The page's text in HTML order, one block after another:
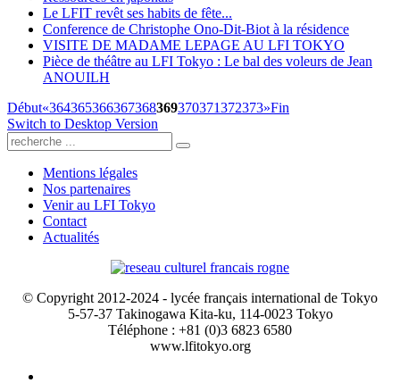
Le LFIT revêt ses habits de fête...
Conference de Christophe Ono-Dit-Biot à la résidence
VISITE DE MADAME LEPAGE AU LFI TOKYO
Pièce de théâtre au LFI Tokyo : Le bal des voleurs de Jean
ANOUILH
Début«364365366367368369370371372373»Fin
Switch to Desktop Version
Mentions légales
Nos partenaires
Venir au LFI Tokyo
Contact
Actualités
© Copyright 2012-2024 - lycée français international de Tokyo
5-57-37 Takinogawa Kita-ku, 114-0023 Tokyo
Téléphone : +81 (0)3 6823 6580
www.lfitokyo.org